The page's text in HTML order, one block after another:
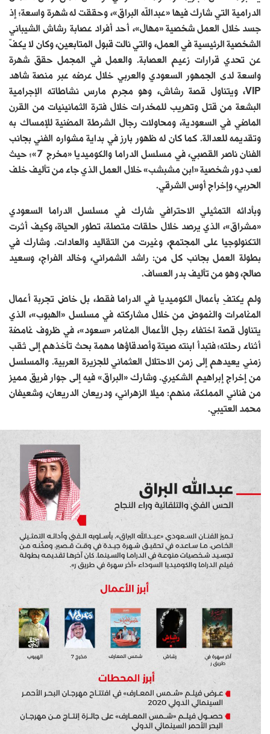
الدرامية التي شارك فيها «عبدالله البراق»، وحققت له شهرة واسعة؛ إذ
جسد خلال العمل شخصية «مهال»، أحد أفراد عصابة رشاش الشيباني
الشخصية الرئيسية في العمل، والتي نالت قبول المتابعين، وكان لا يكفّ
عن تحدي قرارات زعيم العصابة. والعمل في المجمل حقق شهرة
واسعة لدى الجمهور السعودي والعربي خلال عرضه عبر منصة شاهد
VIP، ويتناول قصة رشاش، وهو مجرم مارس نشاطاته الإجرامية
البشعة من قتل وتهريب للمخدرات خلال فترة الثمانينيات من القرن
الماضي في السعودية، ومحاولات رجال الشرطة المضنية للإمساك به
وتقديمه للعدالة. كما كان له ظهور بارز في بداية مشواره الفني بجانب
الفنان ناصر القصبي، في مسلسل الدراما والكوميديا «مخرج 7»؛ حيث
لعب دور شخصية «ابن مشبشب» خلال العمل الذي جاء من تأليف خلف
الحربي، وإخراج أوس الشرقي.
وبأدائه التمثيلي الاحترافي شارك في مسلسل الدراما السعودي
«مشراق»، الذي يرصد خلال حلقات متصلة، تطور الحياة، وكيف أثرت
التكنولوجيا على المجتمع، وغيرت من التقاليد والعادات. وشارك في
بطولة العمل بجانب كل من: راشد الشمراني، وخالد الفراج، وسعيد
صالح، وهو من تأليف بدر العساف.
ولم يكتفِ بأعمال الكوميديا في الدراما فقط، بل خاض تجربة أعمال
المغامرات والغموض من خلال مشاركته في مسلسل «الهبوب»، الذي
يتناول قصة اختفاء رجل الأعمال المغامر «سعود»، في ظروف غامضة
أثناء رحلته؛ فتبدأ ابنته صيتة وأصدقاؤها مهمة بحث تأخذهم إلى ثقب
زمني يعيدهم إلى زمن الاحتلال العثماني للجزيرة العربية. والمسلسل
من إخراج إبراهيم الشكيري. وشارك «البراق» فيه إلى جوار فريق مميز
من فناني المملكة، منهم: ميلا الزهراني، ودريعان الدريعان، وشعيفان
محمد العتيبي.